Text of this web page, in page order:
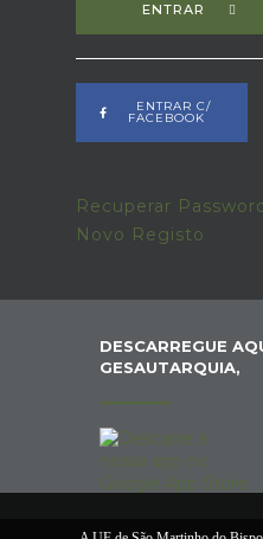
ENTRAR
ENTRAR C/
FACEBOOK
Recuperar
Novo Registo
DESCARREGUE
GESAUTARQUIA,